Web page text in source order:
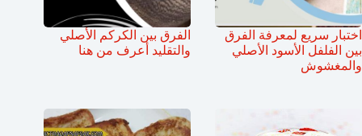
اختبار سريع لمعرفة الفرق
بين الفلفل الأسود الأصلي
والمغشوش
الفرق بين الكركم الأصلي
والتقليد أعرف من هنا